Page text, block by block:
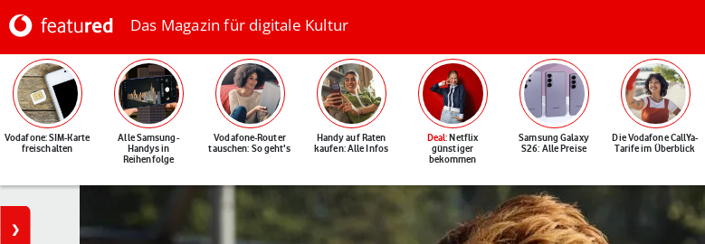
Das Magazin für digitale Kultur
Vodafone: SIM-Karte
freischalten
Alle Samsung-
Handys in
Reihenfolge
Vodafone-Router
tauschen: So geht's
Handy auf Raten
kaufen: Alle Infos
Deal: Netflix
günstiger
bekommen
Samsung Galaxy
S26: Alle Preise
Die Vodafone CallYa-
Tarife im Überblick